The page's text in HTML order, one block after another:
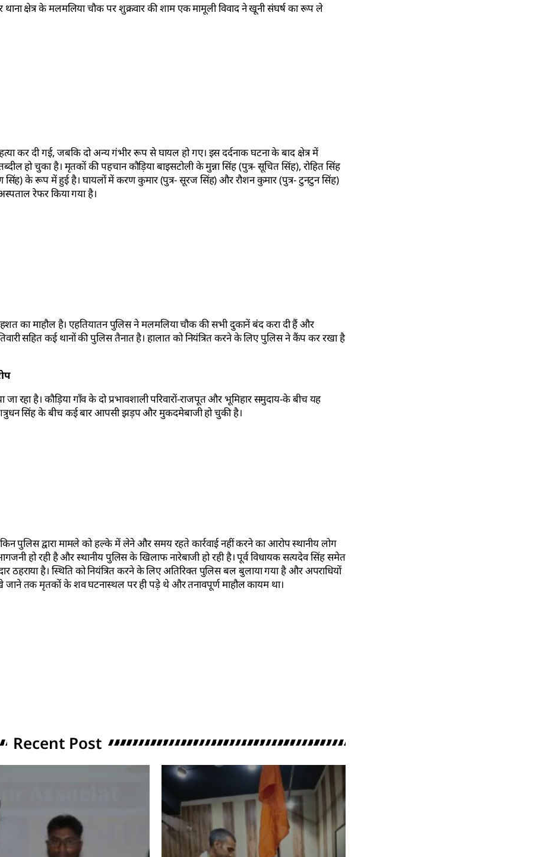
क्षेत्र के मलमलिया चौक पर शुक्रवार की शाम एक मामूली विवाद ने खूनी संघर्ष का रूप ले
कर दी गई, जबकि दो अन्य गंभीर रूप से घायल हो गए। इस दर्दनाक घटना के बाद क्षेत्र में
हो चुका है। मृतकों की पहचान कौड़िया बाइसटोली के मुन्ना सिंह (पुत्र- सूचित सिंह), रोहित सिंह
सिंह) के रूप में हुई है। घायलों में करण कुमार (पुत्र- सूरज सिंह) और रौशन कुमार (पुत्र- टुनटुन सिंह)
रेफर किया गया है।
का माहौल है। एहतियातन पुलिस ने मलमलिया चौक की सभी दुकानें बंद करा दी हैं और
सहित कई थानों की पुलिस तैनात है। हालात को नियंत्रित करने के लिए पुलिस ने कैंप कर रखा है
जा रहा है। कौड़िया गाँव के दो प्रभावशाली परिवारों-राजपूत और भूमिहार समुदाय-के बीच यह
सिंह के बीच कई बार आपसी झड़प और मुकदमेबाजी हो चुकी है।
पुलिस द्वारा मामले को हल्के में लेने और समय रहते कार्रवाई नहीं करने का आरोप स्थानीय लोग
हो रही है और स्थानीय पुलिस के खिलाफ नारेबाजी हो रही है। पूर्व विधायक सत्यदेव सिंह समेत
ठहराया है। स्थिति को नियंत्रित करने के लिए अतिरिक्त पुलिस बल बुलाया गया है और अपराधियों
जाने तक मृतकों के शव घटनास्थल पर ही पड़े थे और तनावपूर्ण माहौल कायम था।
Recent Post